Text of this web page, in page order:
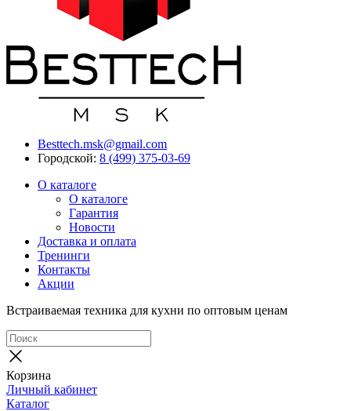
Besttech.msk@gmail.com
Городской: 8 (499) 375-03-69
О каталоге
О каталоге
Гарантия
Новости
Доставка и оплата
Тренинги
Контакты
Акции
Встраиваемая техника для кухни по оптовым ценам
Корзина
Личный кабинет
Каталог